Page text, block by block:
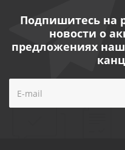
Подпишитесь на
новости о
предложениях